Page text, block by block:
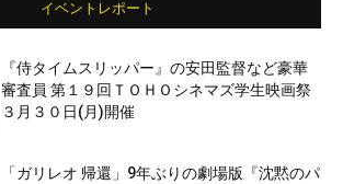
イベントレポート
『侍タイムスリッパー』の安田監督など豪華
審査員 第１９回ＴＯＨＯシネマズ学生映画祭
３月３０日(月)開催
「ガリレオ 帰還」9年ぶりの劇場版『沈黙のパ